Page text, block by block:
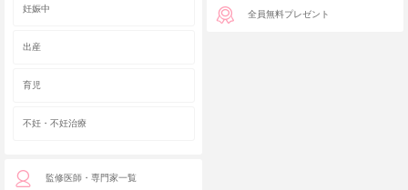
妊娠中
出産
育児
不妊・不妊治療
監修医師・専門家一覧
全員無料プレゼント